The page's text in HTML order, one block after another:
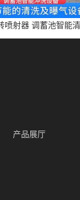
喷射器 调蓄池智能
点面对面旋转清洗
产品展厅